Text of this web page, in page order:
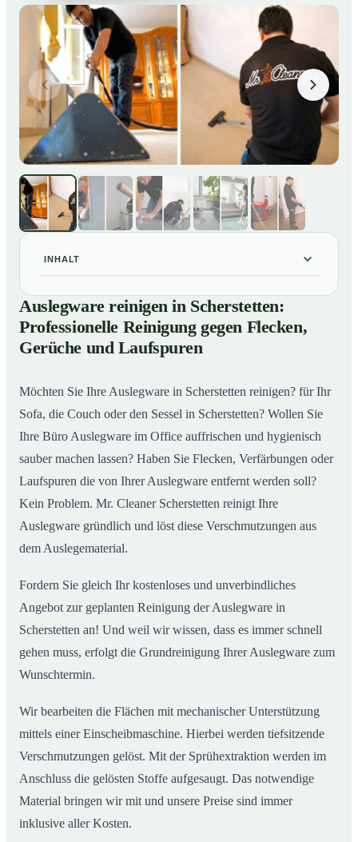
INHALT
01 Auslegware reinigen in Scherstetten: Professionelle
Reinigung gegen Flecken, Gerüche und Laufspuren
02
So wird Auslegware in Scherstetten professionell
gereinigt
Auslegware reinigen in Scherstetten:
Professionelle Reinigung gegen Flecken,
Gerüche und Laufspuren
Möchten Sie Ihre Auslegware in Scherstetten reinigen? für Ihr
Sofa, die Couch oder den Sessel in Scherstetten? Wollen Sie
Ihre Büro Auslegware im Office auffrischen und hygienisch
sauber machen lassen? Haben Sie Flecken, Verfärbungen oder
Laufspuren die von Ihrer Auslegware entfernt werden soll?
Kein Problem. Mr. Cleaner Scherstetten reinigt Ihre
Auslegware gründlich und löst diese Verschmutzungen aus
dem Auslegematerial.
Fordern Sie gleich Ihr kostenloses und unverbindliches
Angebot zur geplanten Reinigung der Auslegware in
Scherstetten an! Und weil wir wissen, dass es immer schnell
gehen muss, erfolgt die Grundreinigung Ihrer Auslegware zum
Wunschtermin.
Wir bearbeiten die Flächen mit mechanischer Unterstützung
mittels einer Einscheibmaschine. Hierbei werden tiefsitzende
Verschmutzungen gelöst. Mit der Sprühextraktion werden im
Anschluss die gelösten Stoffe aufgesaugt. Das notwendige
Material bringen wir mit und unsere Preise sind immer
inklusive aller Kosten.